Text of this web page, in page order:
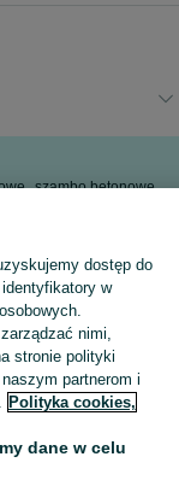
szambo betonowe
Skorzystaj z największego serwisu ogłoszeniowego - Lednogóra i okolice! Kupuj to, czego pragniesz i sprzedawaj to, czego już nie potrzebujesz!
dostęp do
w
nimi,
stronie polityki
partnerom i
Polityka cookies,
dane w celu